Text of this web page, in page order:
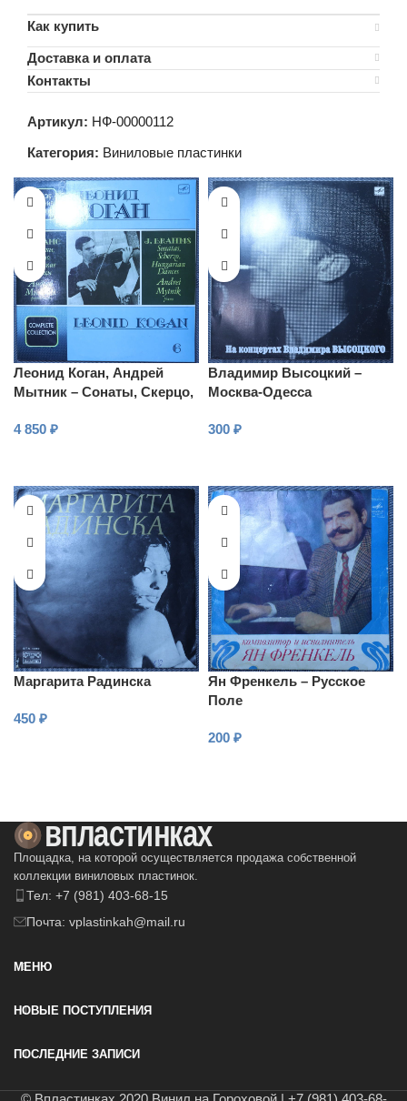
Как купить
Доставка и оплата
Контакты
Артикул: НФ-00000112
Категория: Виниловые пластинки
Леонид Коган, Андрей
Мытник – Сонаты, Скерцо,
4 850 ₽
Владимир Высоцкий –
Москва-Одесса
300 ₽
Маргарита Радинска
450 ₽
Ян Френкель – Русское
Поле
200 ₽
Площадка, на которой осуществляется продажа собственной
коллекции виниловых пластинок.
Тел: +7 (981) 403-68-15
Почта: vplastinkah@mail.ru
МЕНЮ
НОВЫЕ ПОСТУПЛЕНИЯ
ПОСЛЕДНИЕ ЗАПИСИ